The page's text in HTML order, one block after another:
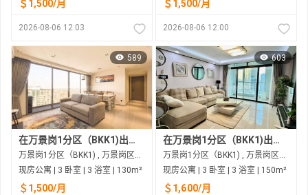
＄1,500/月
2026-08-06 12:03
＄1,500/月
2026-08-06 12:00
589
在万景岗1分区（BKK1)出租的现房公寓
万景岗1分区（BKK1) , 万景岗区（BKK) , 金边市
现房公寓 | 3 卧室 | 3 浴室 | 130m²
＄1,500/月
603
在万景岗1分区（BKK1)出租的现房公寓
万景岗1分区（BKK1) , 万景岗区（BKK) , 金边市
现房公寓 | 3 卧室 | 3 浴室 | 150m²
＄1,600/月